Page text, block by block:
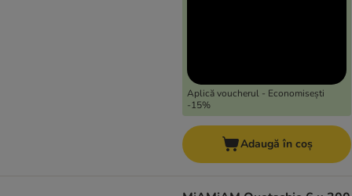
Aplică voucherul - Economisești
-15%
Adaugă în coș